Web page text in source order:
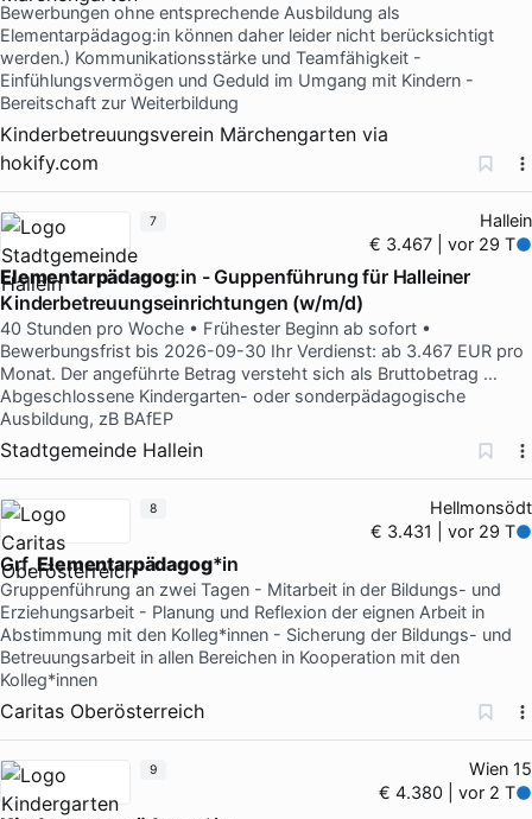
Bewerbungen ohne entsprechende Ausbildung als
Elementarpädagog:in können daher leider nicht berücksichtigt
werden.) Kommunikationsstärke und Teamfähigkeit -
Einfühlungsvermögen und Geduld im Umgang mit Kindern -
Bereitschaft zur Weiterbildung
Kinderbetreuungsverein Märchengarten via
hokify.com
Hallein
€ 3.467 | vor 29 T
Elementarpädagog:in - Guppenführung für Halleiner
Kinderbetreuungseinrichtungen (w/m/d)
40 Stunden pro Woche • Frühester Beginn ab sofort •
Bewerbungsfrist bis 2026-09-30 Ihr Verdienst: ab 3.467 EUR pro
Monat. Der angeführte Betrag versteht sich als Bruttobetrag …
Abgeschlossene Kindergarten- oder sonderpädagogische
Ausbildung, zB BAfEP
Stadtgemeinde Hallein
7
Hellmonsödt
€ 3.431 | vor 29 T
Grf.Elementarpädagog*in
Gruppenführung an zwei Tagen - Mitarbeit in der Bildungs- und
Erziehungsarbeit - Planung und Reflexion der eignen Arbeit in
Abstimmung mit den Kolleg*innen - Sicherung der Bildungs- und
Betreuungsarbeit in allen Bereichen in Kooperation mit den
Kolleg*innen
Caritas Oberösterreich
8
Wien 15
€ 4.380 | vor 2 T
9